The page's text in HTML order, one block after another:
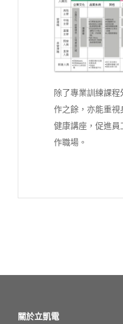
除了專業訓練課
作之餘，亦能重
健康講座，促進
作職場。
關於立凱電